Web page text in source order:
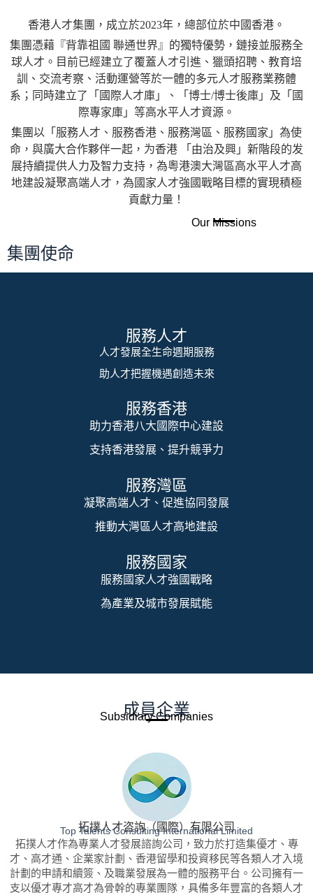
香港人才集團，成立於2023年，總部位於中國香港。
集團憑藉『背靠祖國 聯通世界』的獨特優勢，鏈接並服務全
球人才。目前已經建立了覆蓋人才引進、獵頭招聘、教育培
訓、交流考察、活動運營等於一體的多元人才服務業務體
系；同時建立了「國際人才庫」、「博士/博士後庫」及「國
際專家庫」等高水平人才資源。
集團以「服務人才、服務香港、服務灣區、服務國家」為使
命，與廣大合作夥伴一起，为香港 「由治及興」新階段的发
展持續提供人力及智力支持，為粵港澳大灣區高水平人才高
地建設凝聚高端人才，為國家人才強國戰略目標的實現積極
貢獻力量！
集團使命
Our Missions
服務人才
人才發展全生命週期服務
助人才把握機遇創造未來
服務香港
助力香港八大國際中心建設
支持香港發展、提升競爭力
服務灣區
凝聚高端人才、促進協同發展
推動大灣區人才高地建設
服務國家
服務國家人才強國戰略
為產業及城市發展賦能
成員企業
Subsidiary Companies
拓撲人才咨詢（國際）有限公司
Top Talents Consulting International Limited
拓撲人才作為專業人才發展諮詢公司，致力於打造集優才、專
才、​高才通、企業家計劃、香港留學和投資移民等各類人才入境
計劃的申請和續簽、及職業發展為一體的服務平台。公司擁有一
支以優才專才高才為骨幹的專業團隊，具備多年豐富的各類人才